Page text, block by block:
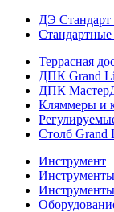
ДЭ Стандарт
Террасная
ДПК Grand
ДПК
Кляммеры и
Столб Grand
Инструмент